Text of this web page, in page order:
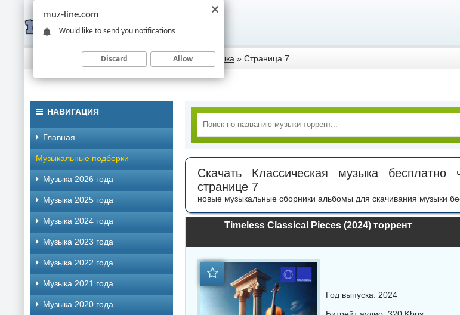
Скачать музыку торрентом Классическая музыка » Страница 7
Скачать Классическая музыка
странице 7
новые музыкальные сборники альбомы для скачивания музыки
Timeless Classical Pieces (2024) торрент
Год выпуска: 2024
НАВИГАЦИЯ
Главная
Музыкальные подборки
Музыка 2026 года
Музыка 2025 года
Музыка 2024 года
Музыка 2023 года
Музыка 2022 года
Музыка 2021 года
Музыка 2020 года
muz-line.com
Would like to send you notifications
Discard Allow